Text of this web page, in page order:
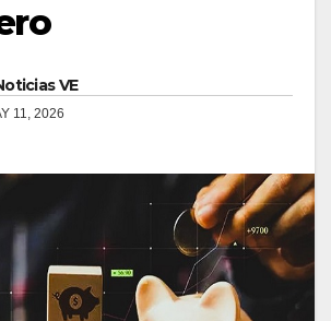
VE
11, 2026